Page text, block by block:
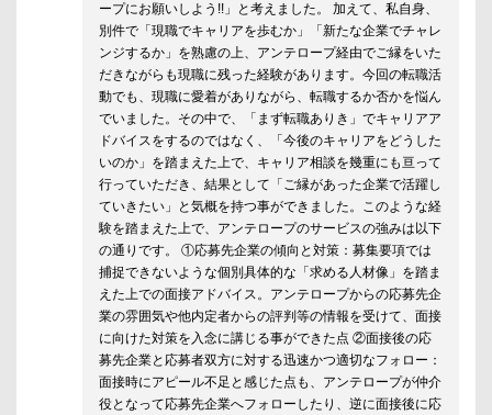
ープにお願いしよう!!」と考えました。 加えて、私自身、
別件で「現職でキャリアを歩むか」「新たな企業でチャレ
ンジするか」を熟慮の上、アンテロープ経由でご縁をいた
だきながらも現職に残った経験があります。今回の転職活
動でも、現職に愛着がありながら、転職するか否かを悩ん
でいました。その中で、「まず転職ありき」でキャリアア
ドバイスをするのではなく、「今後のキャリアをどうした
いのか」を踏まえた上で、キャリア相談を幾重にも亘って
行っていただき、結果として「ご縁があった企業で活躍し
ていきたい」と気概を持つ事ができました。このような経
験を踏まえた上で、アンテロープのサービスの強みは以下
の通りです。 ①応募先企業の傾向と対策：募集要項では
捕捉できないような個別具体的な「求める人材像」を踏ま
えた上での面接アドバイス。アンテロープからの応募先企
業の雰囲気や他内定者からの評判等の情報を受けて、面接
に向けた対策を入念に講じる事ができた点 ②面接後の応
募先企業と応募者双方に対する迅速かつ適切なフォロー：
面接時にアピール不足と感じた点も、アンテロープが仲介
役となって応募先企業へフォローしたり、逆に面接後に応